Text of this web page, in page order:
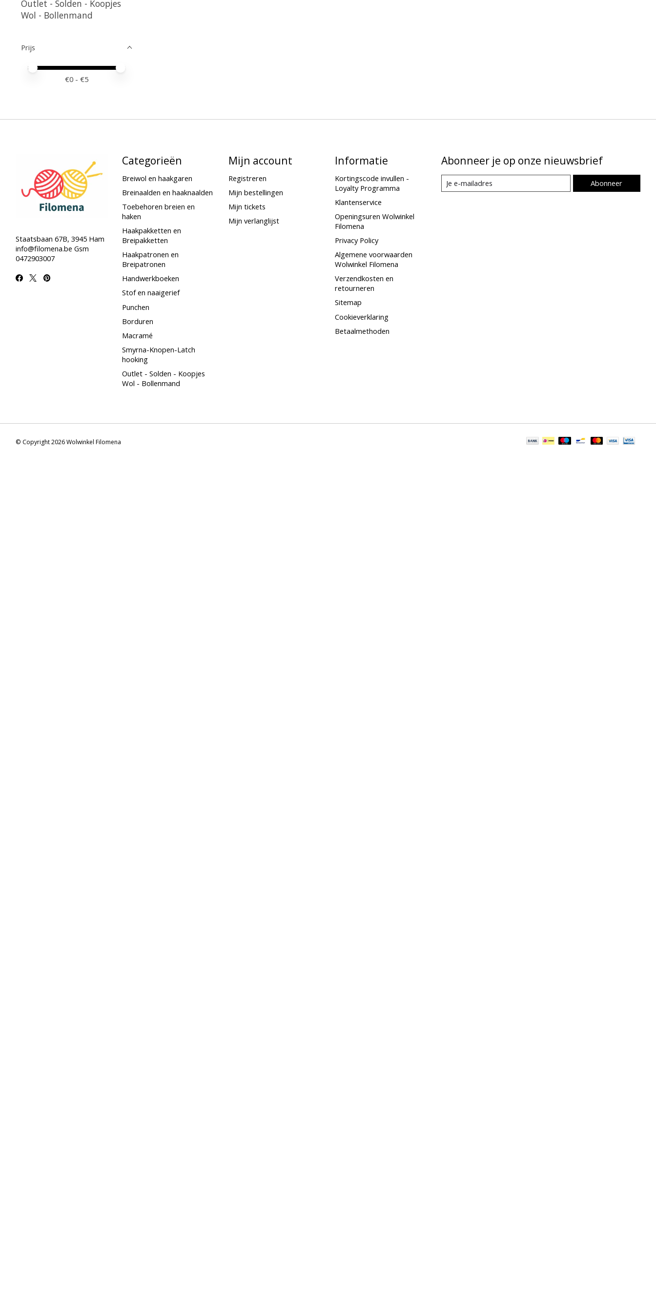
Outlet - Solden - Koopjes
Wol - Bollenmand
Prijs
Minimale prijswaarde
Price maximum value
€0 - €5
Staatsbaan 67B, 3945 Ham
info@filomena.be Gsm
0472903007
Categorieën
Breiwol en haakgaren
Breinaalden en haaknaalden
Toebehoren breien en
haken
Haakpakketten en
Breipakketten
Haakpatronen en
Breipatronen
Handwerkboeken
Stof en naaigerief
Punchen
Borduren
Macramé
Smyrna-Knopen-Latch
hooking
Outlet - Solden - Koopjes
Wol - Bollenmand
Mijn account
Registreren
Mijn bestellingen
Mijn tickets
Mijn verlanglijst
Informatie
Kortingscode invullen -
Loyalty Programma
Klantenservice
Openingsuren Wolwinkel
Filomena
Privacy Policy
Algemene voorwaarden
Wolwinkel Filomena
Verzendkosten en
retourneren
Sitemap
Cookieverklaring
Betaalmethoden
Abonneer je op onze nieuwsbrief
Abonneer
© Copyright 2026 Wolwinkel Filomena